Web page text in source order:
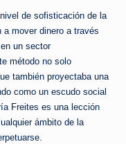
de sofisticación de la
a mover dinero a través
un sector
método no solo
también proyectaba una
como un escudo social
Freites es una lección
ámbito de la